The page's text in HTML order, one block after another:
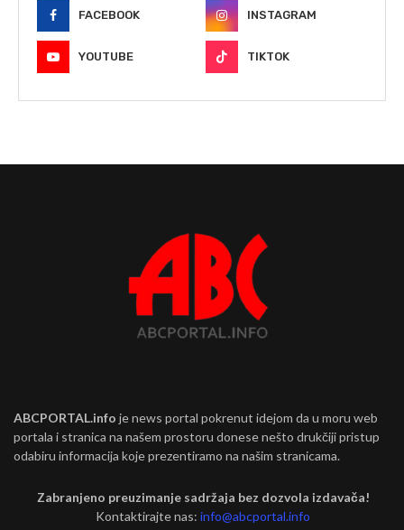
FACEBOOK INSTAGRAM
YOUTUBE TIKTOK
ABCPORTAL.info je news portal pokrenut idejom da u moru web
portala i stranica na našem prostoru donese nešto drukčiji pristup
odabiru informacija koje prezentiramo na našim stranicama.
Zabranjeno preuzimanje sadržaja bez dozvola izdavača!
Kontaktirajte nas:info@abcportal.info